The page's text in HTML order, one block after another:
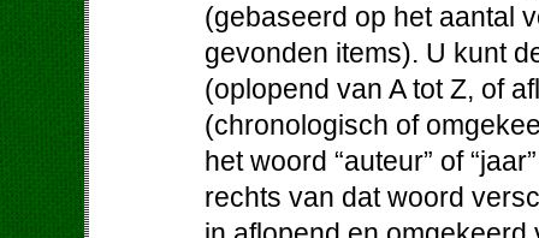
(gebaseerd op het aantal
gevonden items). U kunt
(oplopend van A tot Z, of
(chronologisch of
het woord “auteur” of
rechts van dat woord